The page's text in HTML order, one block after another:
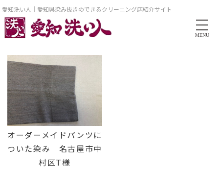
愛知洗い人｜愛知県染み抜きのできるクリーニング店紹介サイト
MENU
オーダーメイドパンツに
ついた染み 名古屋市中
村区T様